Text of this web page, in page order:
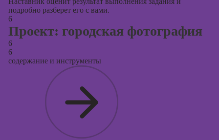
подробно разберет его с вами.
6
Проект: городская фотография
6
6
содержание и инструменты